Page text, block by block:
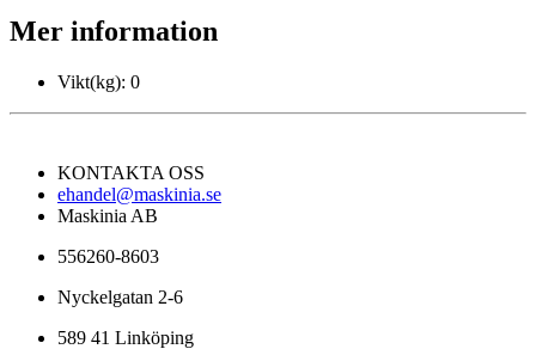
Mer information
Vikt(kg): 0
KONTAKTA OSS
ehandel@maskinia.se
Maskinia AB
556260-8603
Nyckelgatan 2-6
589 41 Linköping